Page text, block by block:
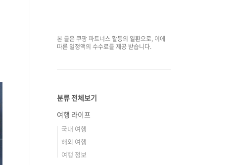
본 글은 쿠팡 파트너스 활동의 일환으로, 이에
따른 일정액의 수수료를 제공 받습니다.
분류 전체보기
여행 라이프
국내 여행
해외 여행
여행 정보